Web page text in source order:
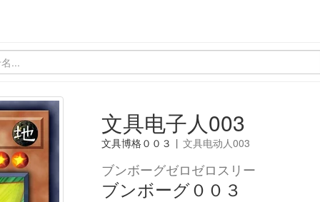
文具电子人003
文具博格００３ | 文具电动人003
ブンボーグゼロゼロスリー
ブンボーグ００３